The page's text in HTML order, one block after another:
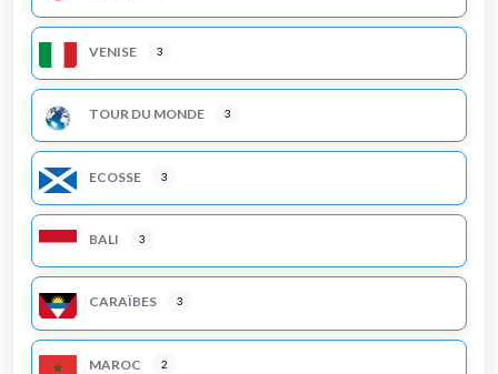
VENISE 3
TOUR DU MONDE 3
ECOSSE 3
BALI 3
CARAÏBES 3
MAROC 2